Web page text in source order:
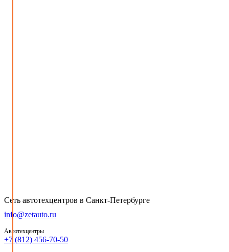
Сеть автотехцентров в Санкт-Петербурге
info@zetauto.ru
Автотехцентры
+7 (812) 456-70-50